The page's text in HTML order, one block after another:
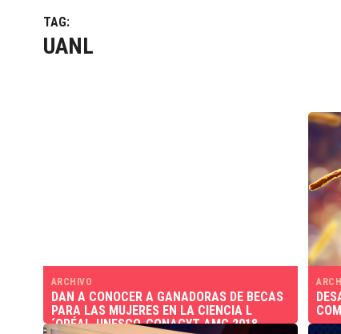
TAG:
UANL
ARCHIVO
DAN A CONOCER A GANADORAS DE BECAS
PARA LAS MUJERES EN LA CIENCIA L
´ORÉAL-UNESCO-CONACYT-AMC 2018